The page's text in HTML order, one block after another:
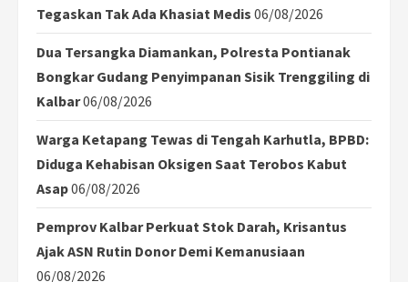
Tegaskan Tak Ada Khasiat Medis 06/08/2026
Dua Tersangka Diamankan, Polresta Pontianak
Bongkar Gudang Penyimpanan Sisik Trenggiling di
Kalbar06/08/2026
Warga Ketapang Tewas di Tengah Karhutla, BPBD:
Diduga Kehabisan Oksigen Saat Terobos Kabut
Asap06/08/2026
Pemprov Kalbar Perkuat Stok Darah, Krisantus
Ajak ASN Rutin Donor Demi Kemanusiaan
06/08/2026